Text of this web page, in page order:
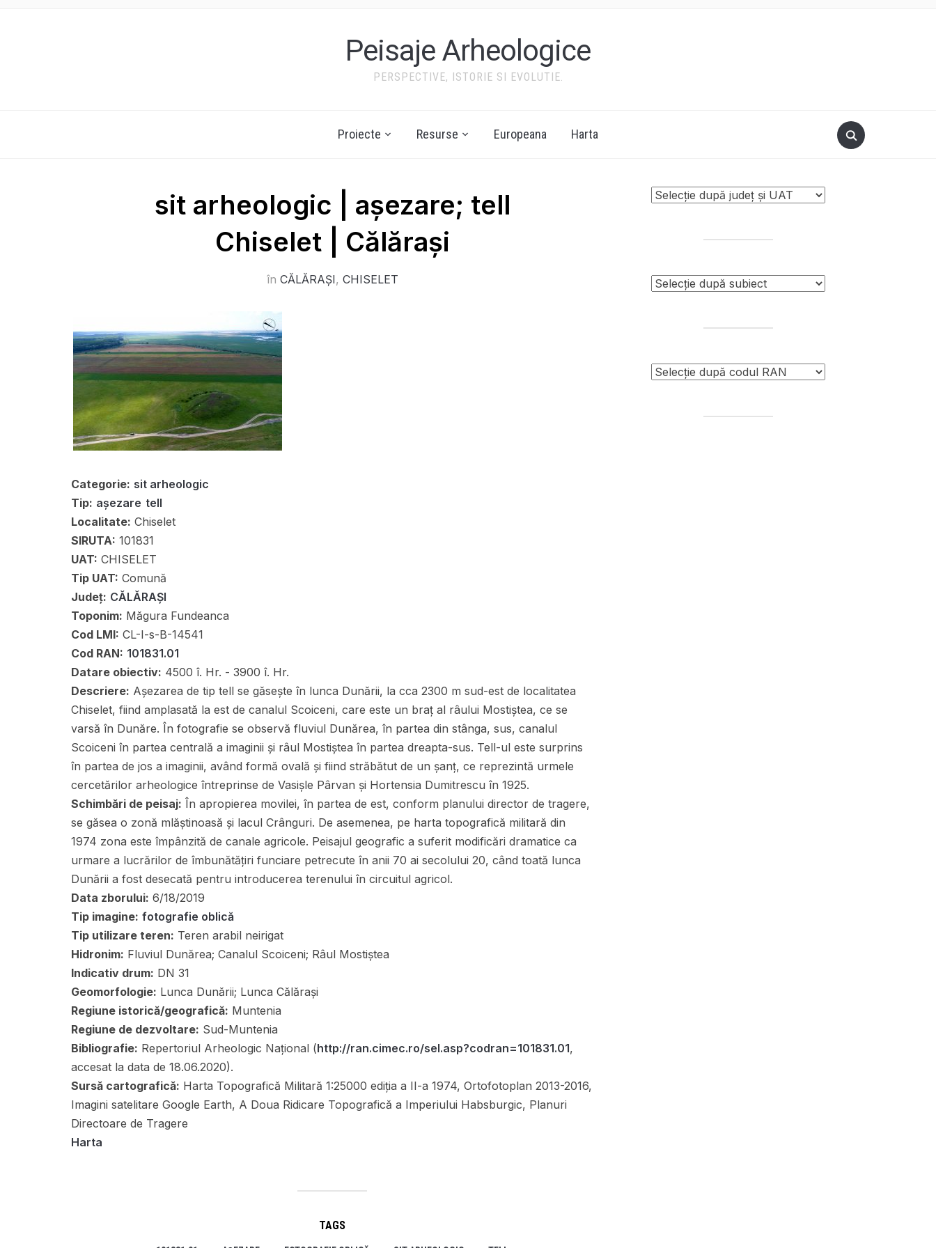
Peisaje Arheologice
PERSPECTIVE, ISTORIE SI EVOLUTIE.
Proiecte Resurse Europeana Harta
sit arheologic | așezare; tell
Chiselet | Călărași
în CĂLĂRAȘI, CHISELET
Categorie: sit arheologic
Tip: așezare tell
Localitate: Chiselet
SIRUTA: 101831
UAT: CHISELET
Tip UAT: Comună
Județ: CĂLĂRAȘI
Toponim: Măgura Fundeanca
Cod LMI: CL-I-s-B-14541
Cod RAN: 101831.01
Datare obiectiv: 4500 î. Hr. - 3900 î. Hr.
Descriere: Așezarea de tip tell se găsește în lunca Dunării, la cca 2300 m sud-est de localitatea
Chiselet, fiind amplasată la est de canalul Scoiceni, care este un braț al râului Mostiștea, ce se
varsă în Dunăre. În fotografie se observă fluviul Dunărea, în partea din stânga, sus, canalul
Scoiceni în partea centrală a imaginii și râul Mostiștea în partea dreapta-sus. Tell-ul este surprins
în partea de jos a imaginii, având formă ovală și fiind străbătut de un șanț, ce reprezintă urmele
cercetărilor arheologice întreprinse de Vasișle Pârvan și Hortensia Dumitrescu în 1925.
Schimbări de peisaj: În apropierea movilei, în partea de est, conform planului director de tragere,
se găsea o zonă mlăștinoasă și lacul Crânguri. De asemenea, pe harta topografică militară din
1974 zona este împânzită de canale agricole. Peisajul geografic a suferit modificări dramatice ca
urmare a lucrărilor de îmbunătățiri funciare petrecute în anii 70 ai secolului 20, când toată lunca
Dunării a fost desecată pentru introducerea terenului în circuitul agricol.
Data zborului: 6/18/2019
Tip imagine: fotografie oblică
Tip utilizare teren: Teren arabil neirigat
Hidronim: Fluviul Dunărea; Canalul Scoiceni; Râul Mostiștea
Indicativ drum: DN 31
Geomorfologie: Lunca Dunării; Lunca Călărași
Regiune istorică/geografică: Muntenia
Regiune de dezvoltare: Sud-Muntenia
Bibliografie: Repertoriul Arheologic Național (http://ran.cimec.ro/sel.asp?codran=101831.01,
accesat la data de 18.06.2020).
Sursă cartografică: Harta Topografică Militară 1:25000 ediția a II-a 1974, Ortofotoplan 2013-2016,
Imagini satelitare Google Earth, A Doua Ridicare Topografică a Imperiului Habsburgic, Planuri
Directoare de Tragere
Harta
TAGS